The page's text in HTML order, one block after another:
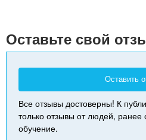
Оставьте свой
Оставить
Все отзывы достоверны! К
только отзывы от людей, ранее
обучение.